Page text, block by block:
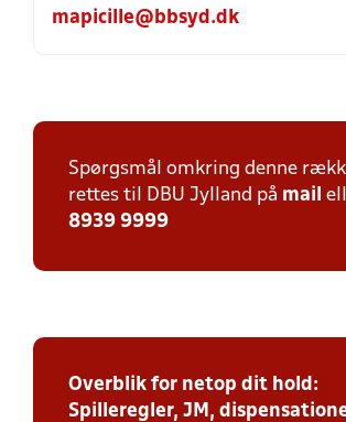
mapicille@bbsyd.dk
Spørgsmål omkring denne
rettes til DBU Jylland på mail
8939 9999
Overblik for netop dit hold:
Spilleregler, JM,